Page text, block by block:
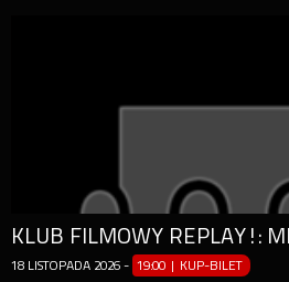
18 LISTOPADA 2026 - 19:00 | KUP-BILET